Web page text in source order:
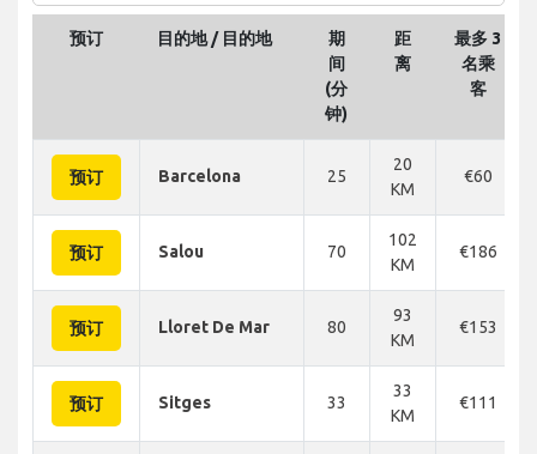
预订 目的地 / 目的地
期
间
(分
钟)
距
离
最多 3
名乘
客
预订 Barcelona 25
20
KM
€60
预订 Salou 70
102
KM
€186
预订 Lloret De Mar 80
93
KM
€153
预订 Sitges 33
33
KM
€111